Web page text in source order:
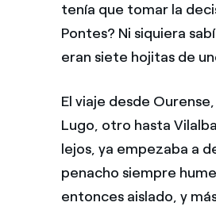
tenía que tomar la
Pontes? Ni siquiera
eran siete hojitas de
El viaje desde
Lugo, otro hasta
lejos, ya empezaba a
penacho siempre
entonces aislado, y